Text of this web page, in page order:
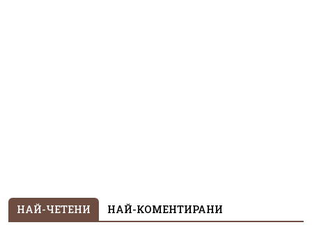
НАЙ-ЧЕТЕНИ НАЙ-КОМЕНТИРАНИ